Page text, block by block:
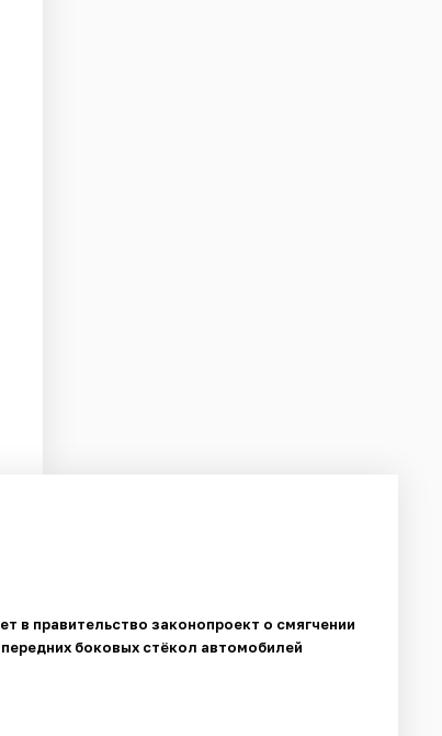
в правительство законопроект о смягчении
боковых стёкол автомобилей